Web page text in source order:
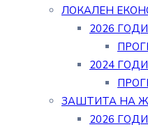
ЛОКАЛЕН
2026
2024
ЗАШТИТА НА
2026